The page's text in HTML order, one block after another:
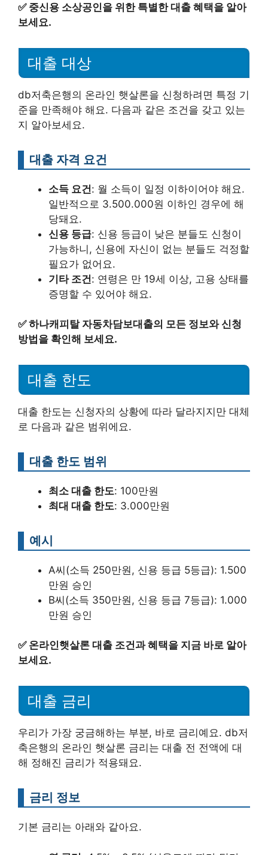
✅ 중신용 소상공인을 위한 특별한 대출 혜택을 알아
보세요.
대출 대상
db저축은행의 온라인 햇살론을 신청하려면 특정 기
준을 만족해야 해요. 다음과 같은 조건을 갖고 있는
지 알아보세요.
대출 자격 요건
소득 요건: 월 소득이 일정 이하이어야 해요.
일반적으로 3.500.000원 이하인 경우에 해
당돼요.
신용 등급: 신용 등급이 낮은 분들도 신청이
가능하니, 신용에 자신이 없는 분들도 걱정할
필요가 없어요.
기타 조건: 연령은 만 19세 이상, 고용 상태를
증명할 수 있어야 해요.
✅하나캐피탈 자동차담보대출의 모든 정보와 신청
방법을 확인해 보세요.
대출 한도
대출 한도는 신청자의 상황에 따라 달라지지만 대체
로 다음과 같은 범위에요.
대출 한도 범위
최소 대출 한도: 100만원
최대 대출 한도: 3.000만원
예시
A씨(소득 250만원, 신용 등급 5등급): 1.500
만원 승인
B씨(소득 350만원, 신용 등급 7등급): 1.000
만원 승인
✅ 온라인햇살론 대출 조건과 혜택을 지금 바로 알아
보세요.
대출 금리
우리가 가장 궁금해하는 부분, 바로 금리예요. db저
축은행의 온라인 햇살론 금리는 대출 전 전액에 대
해 정해진 금리가 적용돼요.
금리 정보
기본 금리는 아래와 같아요.